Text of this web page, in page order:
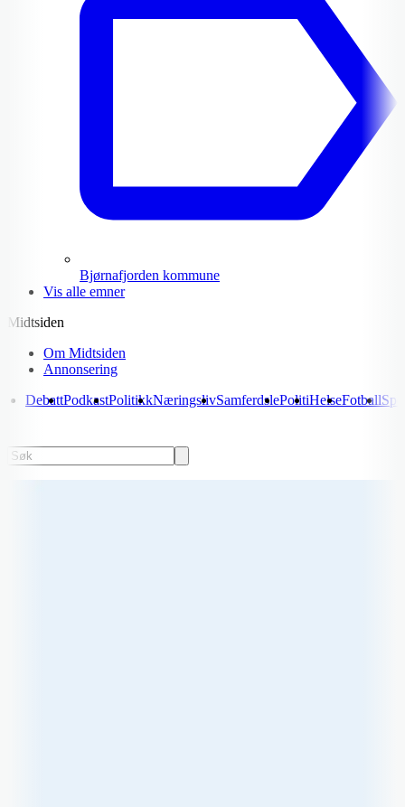
Bjørnafjorden kommune
Vis alle emner
Midtsiden
Om Midtsiden
Annonsering
DebattPodkastPolitikkNæringslivSamferdslePolitiHelseFotball